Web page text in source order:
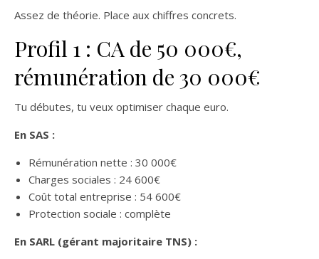
Assez de théorie. Place aux chiffres concrets.
Profil 1 : CA de 50 000€,
rémunération de 30 000€
Tu débutes, tu veux optimiser chaque euro.
En SAS :
Rémunération nette : 30 000€
Charges sociales : 24 600€
Coût total entreprise : 54 600€
Protection sociale : complète
En SARL (gérant majoritaire TNS) :